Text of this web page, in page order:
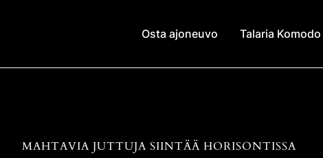
Osta ajoneuvo Talaria Komodo
MAHTAVIA JUTTUJA SIINTÄÄ HORISONTISSA